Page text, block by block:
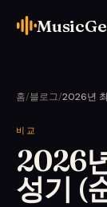
홈/블로그/2026년
비교
2026
성기 (